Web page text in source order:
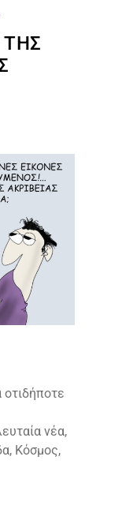
οτιδήποτε
νέα,
Κόσμος,